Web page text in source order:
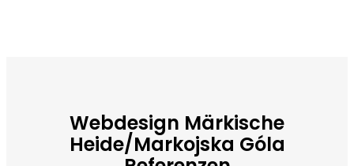
Webdesign Märkische
Heide/Markojska Góla